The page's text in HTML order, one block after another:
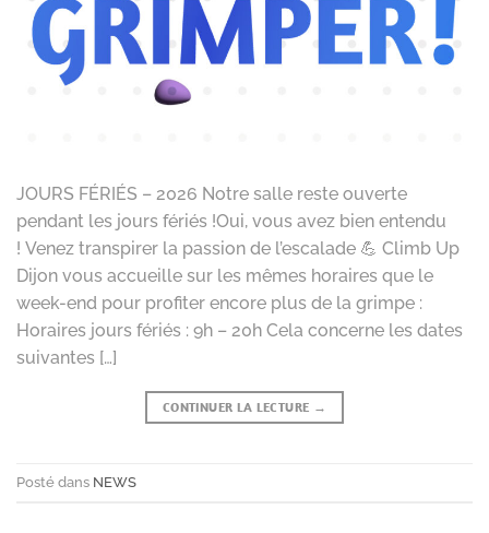
JOURS FÉRIÉS – 2026 Notre salle reste ouverte
pendant les jours fériés !Oui, vous avez bien entendu
! Venez transpirer la passion de l’escalade 💪 Climb Up
Dijon vous accueille sur les mêmes horaires que le
week-end pour profiter encore plus de la grimpe :
Horaires jours fériés : 9h – 20h Cela concerne les dates
suivantes […]
CONTINUER LA LECTURE →
Posté dans NEWS